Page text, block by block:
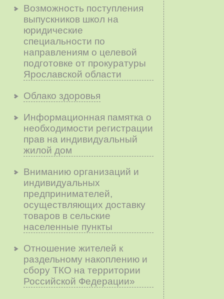
Возможность поступления
выпускников школ на
юридические
специальности по
направлениям о целевой
подготовке от прокуратуры
Ярославской области
Облако здоровья
Информационная памятка о
необходимости регистрации
прав на индивидуальный
жилой дом
Вниманию организаций и
индивидуальных
предпринимателей,
осуществляющих доставку
товаров в сельские
населенные пункты
Отношение жителей к
раздельному накоплению и
сбору ТКО на территории
Российской Федерации»